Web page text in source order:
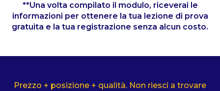
**Una volta compilato il modulo, riceverai le
informazioni per ottenere la tua lezione di prova
gratuita e la tua registrazione senza alcun costo.
Prezzo + posizione + qualità. Non riesci a trovare